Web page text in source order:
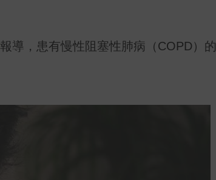
報導，患有慢性阻塞性肺病（COPD）的